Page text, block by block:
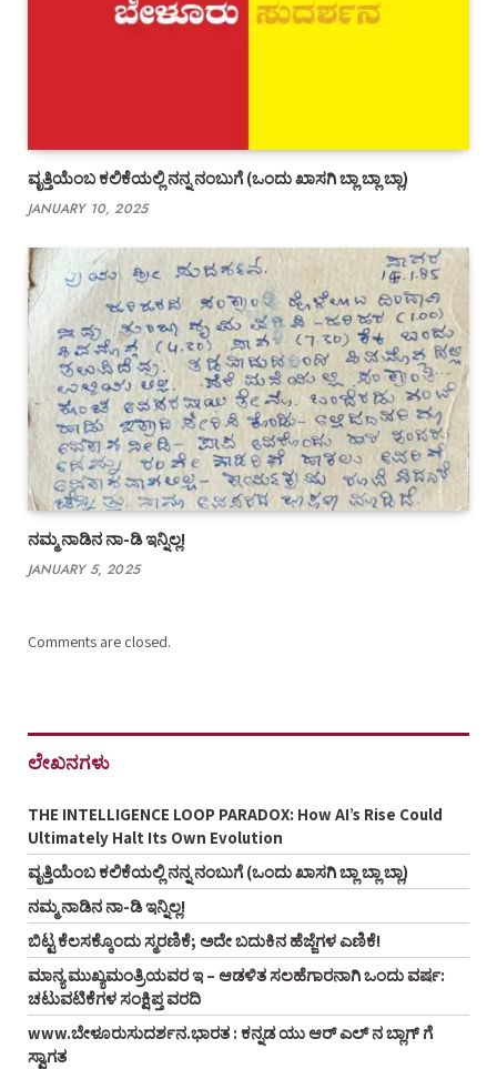
ವೃತ್ತಿಯೆಂಬ ಕಲಿಕೆಯಲ್ಲಿ ನನ್ನ ನಂಬುಗೆ (ಒಂದು ಖಾಸಗಿ ಬ್ಲಾ ಬ್ಲಾ ಬ್ಲಾ)
JANUARY 10, 2025
ನಮ್ಮ ನಾಡಿನ ನಾ-ಡಿ ಇನ್ನಿಲ್ಲ!
JANUARY 5, 2025
Comments are closed.
ಲೇಖನಗಳು
THE INTELLIGENCE LOOP PARADOX: How AI’s Rise Could
Ultimately Halt Its Own Evolution
ವೃತ್ತಿಯೆಂಬ ಕಲಿಕೆಯಲ್ಲಿ ನನ್ನ ನಂಬುಗೆ (ಒಂದು ಖಾಸಗಿ ಬ್ಲಾ ಬ್ಲಾ ಬ್ಲಾ)
ನಮ್ಮ ನಾಡಿನ ನಾ-ಡಿ ಇನ್ನಿಲ್ಲ!
ಬಿಟ್ಟ ಕೆಲಸಕ್ಕೊಂದು ಸ್ಮರಣಿಕೆ; ಅದೇ ಬದುಕಿನ ಹೆಜ್ಜೆಗಳ ಎಣಿಕೆ!
ಮಾನ್ಯ ಮುಖ್ಯಮಂತ್ರಿಯವರ ಇ – ಆಡಳಿತ ಸಲಹೆಗಾರನಾಗಿ ಒಂದು ವರ್ಷ:
ಚಟುವಟಿಕೆಗಳ ಸಂಕ್ಷಿಪ್ತ ವರದಿ
www.ಬೇಳೂರುಸುದರ್ಶನ.ಭಾರತ : ಕನ್ನಡ ಯು ಆರ್‌ ಎಲ್‌ ನ ಬ್ಲಾಗ್‌ ಗೆ
ಸ್ವಾಗತ